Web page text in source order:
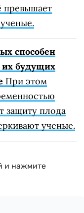
превышает
способен
их будущих
При этом
защиту плода
ученые.
и нажмите